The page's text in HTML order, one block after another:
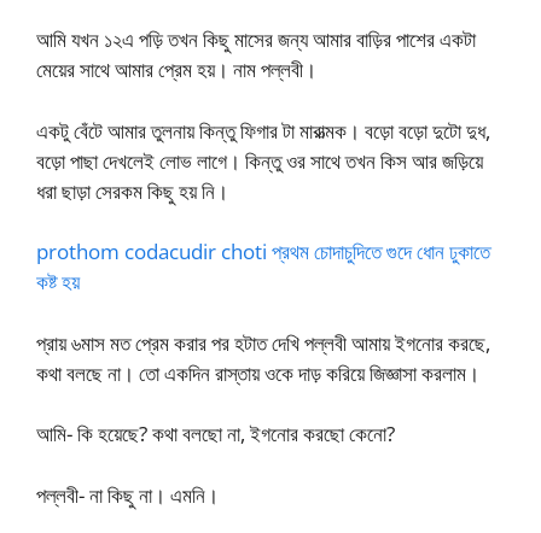
আমি যখন ১২এ পড়ি তখন কিছু মাসের জন্য আমার বাড়ির পাশের একটা
মেয়ের সাথে আমার প্রেম হয়। নাম পল্লবী।
একটু বেঁটে আমার তুলনায় কিন্তু ফিগার টা মারাত্মক। বড়ো বড়ো দুটো দুধ,
বড়ো পাছা দেখলেই লোভ লাগে। কিন্তু ওর সাথে তখন কিস আর জড়িয়ে
ধরা ছাড়া সেরকম কিছু হয় নি।
prothom codacudir choti প্রথম চোদাচুদিতে গুদে ধোন ঢুকাতে
কষ্ট হয়
প্রায় ৬মাস মত প্রেম করার পর হটাত দেখি পল্লবী আমায় ইগনোর করছে,
কথা বলছে না। তো একদিন রাস্তায় ওকে দাড় করিয়ে জিজ্ঞাসা করলাম।
আমি- কি হয়েছে? কথা বলছো না, ইগনোর করছো কেনো?
পল্লবী- না কিছু না। এমনি।